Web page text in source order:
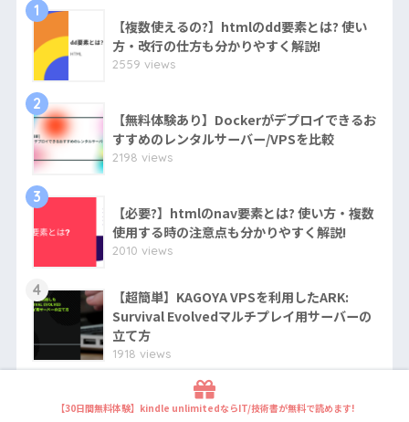
1
【複数使えるの?】htmlのdd要素とは? 使い
方・改行の仕方も分かりやすく解説!
2559 views
2
【無料体験あり】Dockerがデプロイできるお
すすめのレンタルサーバー/VPSを比較
2198 views
3
【必要?】htmlのnav要素とは? 使い方・複数
使用する時の注意点も分かりやすく解説!
2010 views
4
【超簡単】KAGOYA VPSを利用したARK:
Survival Evolvedマルチプレイ用サーバーの
立て方
1918 views
【複数回利用できない?】htmlのmain要素と
【30日間無料体験】kindle unlimitedならIT/技術書が無料で読めます!